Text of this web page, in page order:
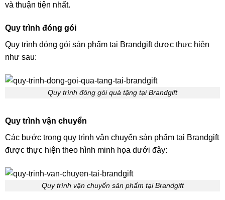
và thuận tiện nhất.
Quy trình đóng gói
Quy trình đóng gói sản phẩm tại Brandgift được thực hiện
như sau:
Quy trình đóng gói quà tặng tại Brandgift
Quy trình vận chuyển
Các bước trong quy trình vận chuyển sản phẩm tại Brandgift
được thực hiện theo hình minh họa dưới đây:
Quy trình vận chuyển sản phẩm tại Brandgift